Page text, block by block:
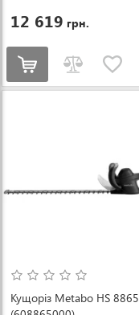
12 619 грн.
Кущоріз Metabo HS 8865